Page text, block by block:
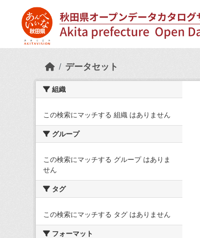
データセット
組織
この検索にマッチする 組織 はありません
グループ
この検索にマッチする グループ はありま
せん
タグ
この検索にマッチする タグ はありません
フォーマット